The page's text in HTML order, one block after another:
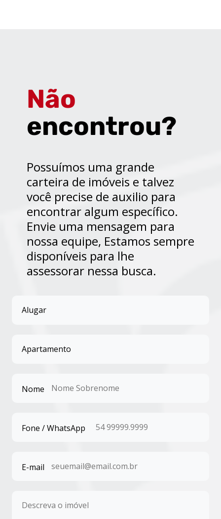
Não
encontrou?
Possuímos uma grande
carteira de imóveis e talvez
você precise de auxilio para
encontrar algum específico.
Envie uma mensagem para
nossa equipe, Estamos sempre
disponíveis para lhe
assessorar nessa busca.
Nome
Fone / WhatsApp
E-mail